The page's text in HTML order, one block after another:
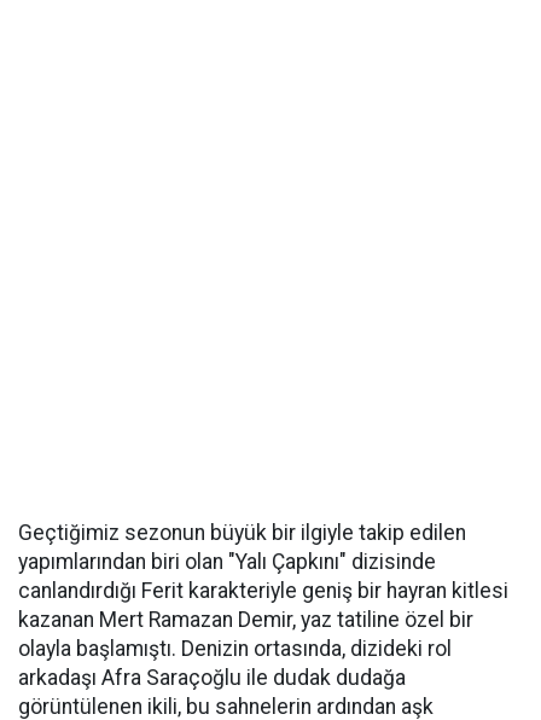
Geçtiğimiz sezonun büyük bir ilgiyle takip edilen
yapımlarından biri olan "Yalı Çapkını" dizisinde
canlandırdığı Ferit karakteriyle geniş bir hayran kitlesi
kazanan Mert Ramazan Demir, yaz tatiline özel bir
olayla başlamıştı. Denizin ortasında, dizideki rol
arkadaşı Afra Saraçoğlu ile dudak dudağa
görüntülenen ikili, bu sahnelerin ardından aşk